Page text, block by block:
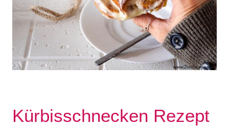
Kürbisschnecken Rezept